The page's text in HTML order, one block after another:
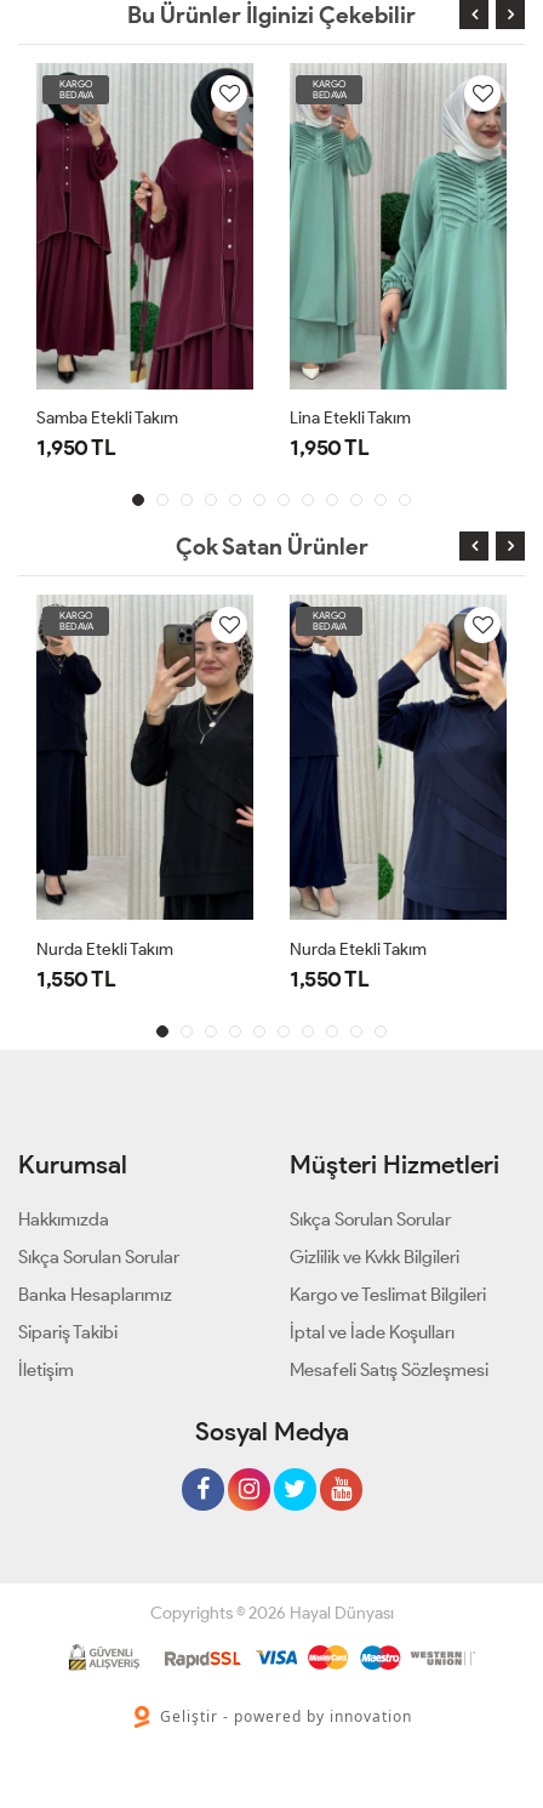
Bu Ürünler İlginizi Çekebilir
KARGO
BEDAVA
Samba Etekli Takım
1,950 TL
KARGO
BEDAVA
Lina Etekli Takım
1,950 TL
Çok Satan Ürünler
KARGO
BEDAVA
Nurda Etekli Takım
1,550 TL
KARGO
BEDAVA
Nurda Etekli Takım
1,550 TL
Kurumsal
Hakkımızda
Sıkça Sorulan Sorular
Banka Hesaplarımız
Sipariş Takibi
İletişim
Müşteri Hizmetleri
Sıkça Sorulan Sorular
Gizlilik ve Kvkk Bilgileri
Kargo ve Teslimat Bilgileri
İptal ve İade Koşulları
Mesafeli Satış Sözleşmesi
Sosyal Medya
Copyrights © 2026 Hayal Dünyası
Geliştir - powered by innovation